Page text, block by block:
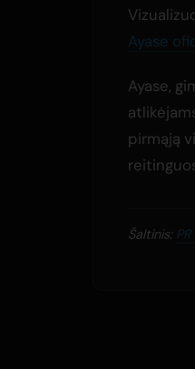
Ayase
Ayase,
pirmąją
Šaltinis: